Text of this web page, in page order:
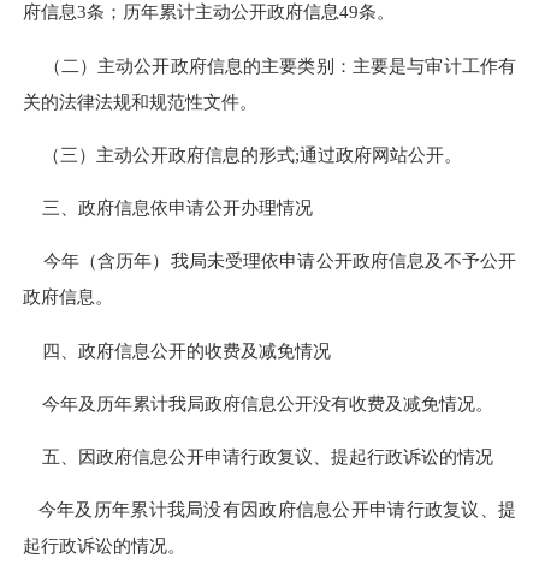
府信息3条；历年累计主动公开政府信息49条。
（二）主动公开政府信息的主要类别：主要是与审计工作有
关的法律法规和规范性文件。
（三）主动公开政府信息的形式;通过政府网站公开。
三、政府信息依申请公开办理情况
今年（含历年）我局未受理依申请公开政府信息及不予公开
政府信息。
四、政府信息公开的收费及减免情况
今年及历年累计我局政府信息公开没有收费及减免情况。
五、因政府信息公开申请行政复议、提起行政诉讼的情况
今年及历年累计我局没有因政府信息公开申请行政复议、提
起行政诉讼的情况。